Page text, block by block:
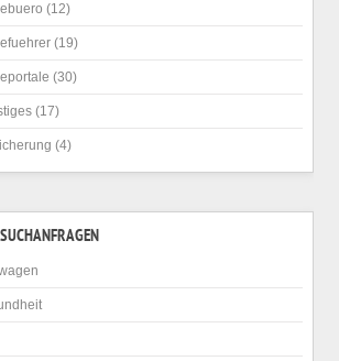
(12)
(19)
(30)
(17)
(4)